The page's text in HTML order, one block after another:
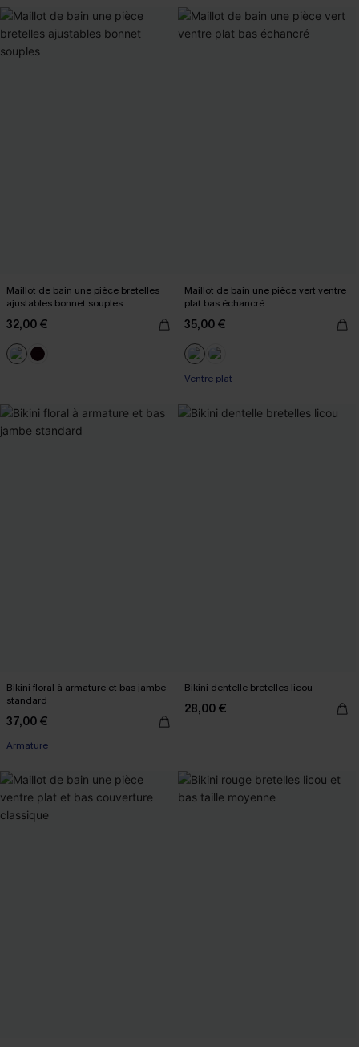
Maillot de bain une pièce bretelles
ajustables bonnet souples
32,00 €
Maillot de bain une pièce vert ventre
plat bas échancré
35,00 €
Ventre plat
Bikini floral à armature et bas jambe
standard
37,00 €
Armature
Bikini dentelle bretelles licou
28,00 €